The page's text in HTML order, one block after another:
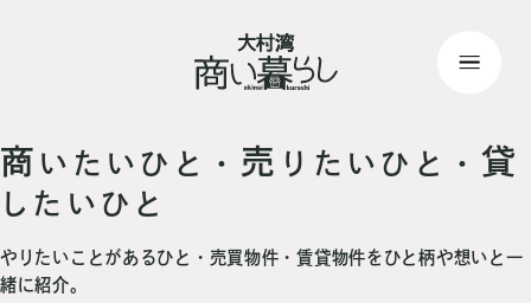
商 いたいひと・ 売 りたいひと・貸
したいひと
やりたいことがあるひと・売買物件・賃貸物件をひと柄や想いと一
緒に紹介。